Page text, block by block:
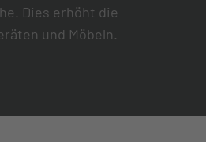
Dies erhöht die
und Möbeln.